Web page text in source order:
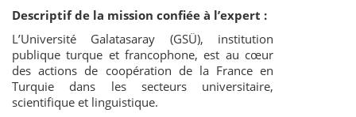
Descriptif de la mission confiée à l’expert :
L’Université Galatasaray (GSÜ), institution
publique turque et francophone, est au cœur
des actions de coopération de la France en
Turquie dans les secteurs universitaire,
scientifique et linguistique.